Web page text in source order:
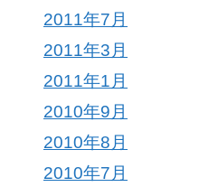
2011年7月
2011年3月
2011年1月
2010年9月
2010年8月
2010年7月